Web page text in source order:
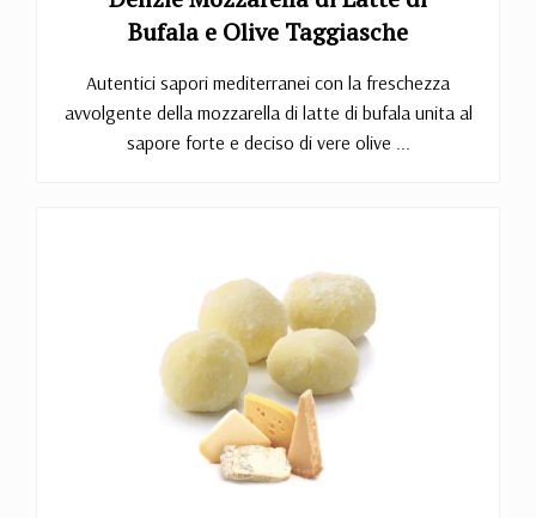
Bufala e Olive Taggiasche
Autentici sapori mediterranei con la freschezza
avvolgente della mozzarella di latte di bufala unita al
sapore forte e deciso di vere olive ...